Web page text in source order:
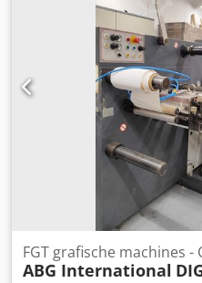
FGT grafische machines -
ABG International